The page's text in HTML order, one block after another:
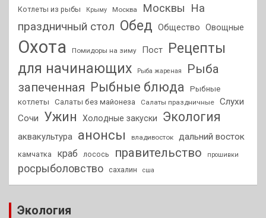
Котлеты из рыбы Крыму Москва Москвы На
праздничный стол Обед Общество Овощные
Охота Помидоры на зиму Пост
Рецепты
для начинающих
Рыба жареная
Рыба
запеченная Рыбные блюда
Рыбные
котлеты
Салаты без майонеза Салаты праздничные
Слухи
Сочи
Ужин Холодные закуски Экология
аквакультура анонсы владивосток дальний восток
камчатка краб лосось правительство прошивки
росрыболовство сахалин сша
Экология